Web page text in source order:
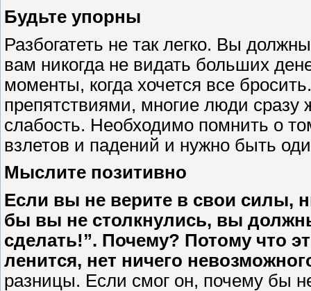
Будьте упорны
Разбогатеть не так легко. Вы
вам никогда не видать больших
моменты, когда хочется все
препятствиями, многие люди сразу
слабость. Необходимо помнить о
взлетов и падений и нужно быть
Мыслите позитивно
Если вы не верите в свои силы,
бы вы не столкнулись, вы
сделать!”. Почему? Потому что
ленится, нет ничего
разницы. Если смог он, почему бы